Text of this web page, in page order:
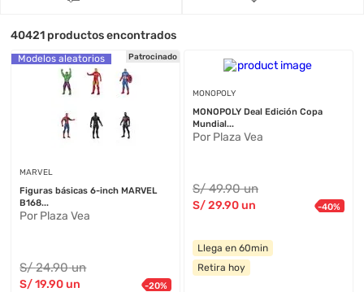
40421 productos encontrados
Patrocinado
Modelos aleatorios
MARVEL
Figuras básicas 6-inch MARVEL
B168...
Por Plaza Vea
S/24.90 un
S/19.90 un -20%
MONOPOLY
MONOPOLY Deal Edición Copa
Mundial...
Por Plaza Vea
S/49.90 un
S/29.90un -40%
Llega en 60min
Retira hoy